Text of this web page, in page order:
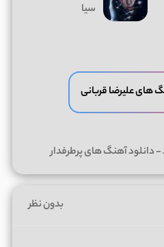
سیا
های علیرضا قربانی
-دانلود آهنگ های پرطرفدار
بدون نظر